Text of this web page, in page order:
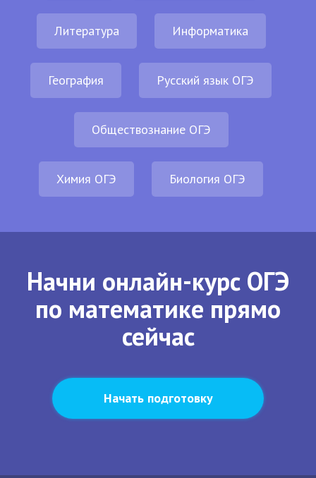
Литература Информатика
География Русский язык ОГЭ
Обществознание ОГЭ
Химия ОГЭ Биология ОГЭ
Начни онлайн-курс ОГЭ
по математике прямо
сейчас
Начать подготовку